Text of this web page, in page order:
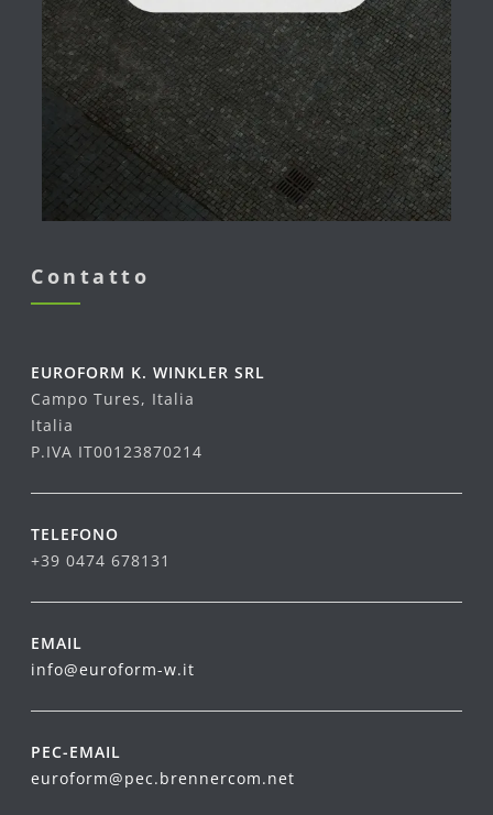
Contatto
EUROFORM K. WINKLER SRL
Campo Tures, Italia
Italia
P.IVA IT00123870214
TELEFONO
+39 0474 678131
EMAIL
info@euroform-w.it
PEC-EMAIL
euroform@pec.brennercom.net